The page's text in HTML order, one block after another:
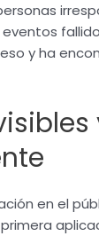
y ha
en el